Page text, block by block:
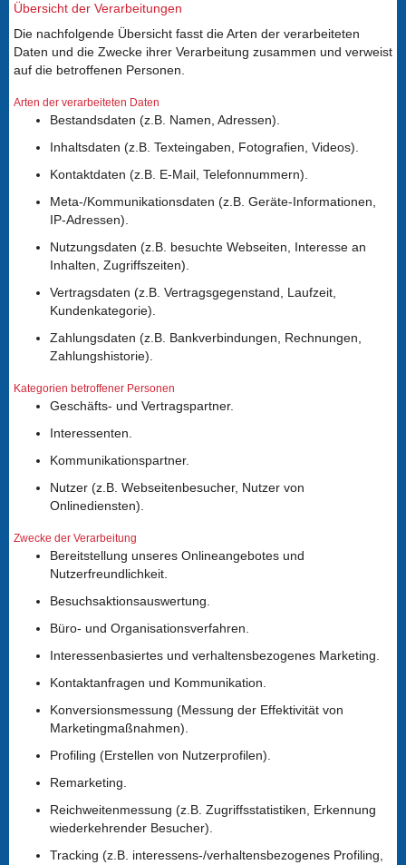
Übersicht der Verarbeitungen
Die nachfolgende Übersicht fasst die Arten der verarbeiteten
Daten und die Zwecke ihrer Verarbeitung zusammen und verweist
auf die betroffenen Personen.
Arten der verarbeiteten Daten
Bestandsdaten (z.B. Namen, Adressen).
Inhaltsdaten (z.B. Texteingaben, Fotografien, Videos).
Kontaktdaten (z.B. E-Mail, Telefonnummern).
Meta-/Kommunikationsdaten (z.B. Geräte-Informationen,
IP-Adressen).
Nutzungsdaten (z.B. besuchte Webseiten, Interesse an
Inhalten, Zugriffszeiten).
Vertragsdaten (z.B. Vertragsgegenstand, Laufzeit,
Kundenkategorie).
Zahlungsdaten (z.B. Bankverbindungen, Rechnungen,
Zahlungshistorie).
Kategorien betroffener Personen
Geschäfts- und Vertragspartner.
Interessenten.
Kommunikationspartner.
Nutzer (z.B. Webseitenbesucher, Nutzer von
Onlinediensten).
Zwecke der Verarbeitung
Bereitstellung unseres Onlineangebotes und
Nutzerfreundlichkeit.
Besuchsaktionsauswertung.
Büro- und Organisationsverfahren.
Interessenbasiertes und verhaltensbezogenes Marketing.
Kontaktanfragen und Kommunikation.
Konversionsmessung (Messung der Effektivität von
Marketingmaßnahmen).
Profiling (Erstellen von Nutzerprofilen).
Remarketing.
Reichweitenmessung (z.B. Zugriffsstatistiken, Erkennung
wiederkehrender Besucher).
Tracking (z.B. interessens-/verhaltensbezogenes Profiling,